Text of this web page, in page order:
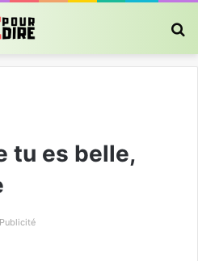
tu es belle,
Publicité